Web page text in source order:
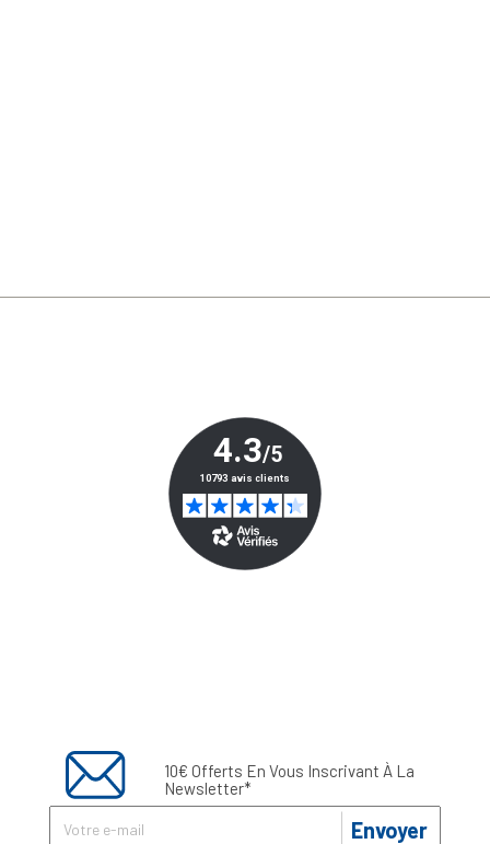
10€ Offerts En Vous Inscrivant À La
Newsletter*
Envoyer